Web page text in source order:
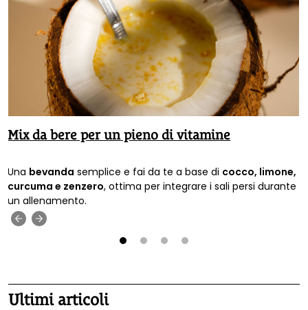
Mix da bere per un pieno di vitamine
Una bevanda semplice e fai da te a base di cocco, limone,
curcuma e zenzero, ottima per integrare i sali persi durante
un allenamento.
Ultimi articoli